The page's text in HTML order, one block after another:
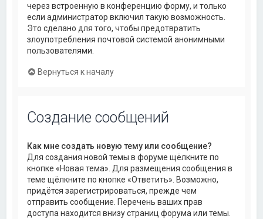
через встроенную в конференцию форму, и только
если администратор включил такую возможность.
Это сделано для того, чтобы предотвратить
злоупотребления почтовой системой анонимными
пользователями.
Вернуться к началу
Создание сообщений
Как мне создать новую тему или сообщение?
Для создания новой темы в форуме щёлкните по
кнопке «Новая тема». Для размещения сообщения в
теме щёлкните по кнопке «Ответить». Возможно,
придётся зарегистрироваться, прежде чем
отправить сообщение. Перечень ваших прав
доступа находится внизу страниц форума или темы.